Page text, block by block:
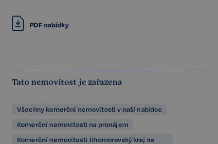
PDF nabídky
Tato nemovitost je zařazena
Všechny komerční nemovitosti v naší nabídce
Komerční nemovitosti na pronájem
Komerční nemovitosti Jihomoravský kraj na